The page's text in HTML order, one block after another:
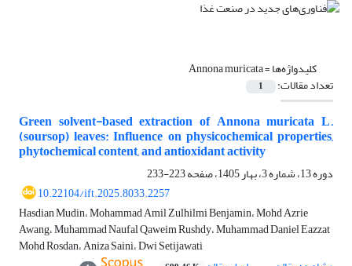
کلیدواژه‌ها =Annona muricata
تعداد مقالات: 1
Green solvent-based extraction of Annona muricata L.
(soursop) leaves: Influence on physicochemical properties,
phytochemical content, and antioxidant activity
دوره 13، شماره 3، بهار 1405، صفحه
223-233
10.22104/ift.2025.8033.2257
Hasdian Mudin، Mohammad Amil Zulhilmi Benjamin، Mohd Azrie
Awang، Muhammad Naufal Qaweim Rushdy، Muhammad Daniel Eazzat
Mohd Rosdan، Aniza Saini، Dwi Setijawati